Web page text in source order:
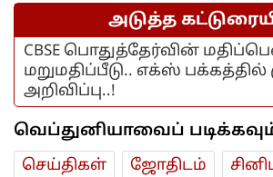
அடுத்த
CBSE பொதுத்தேர்வின்
மறுமதிப்பீடு.. எக்ஸ் பக்கத்தில்
அறிவிப்பு..!
வெப்துனியாவைப்
செய்திகள் ஜோ‌திட‌ம்